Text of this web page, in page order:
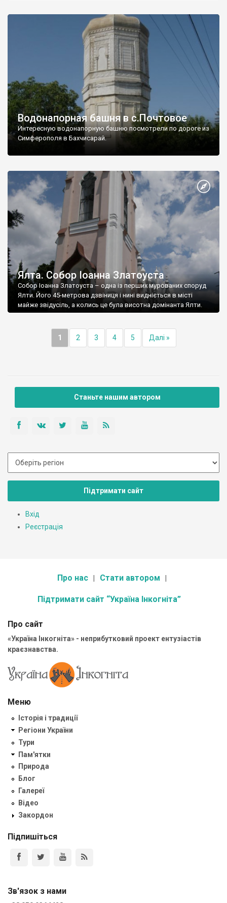
Водонапорная башня в с.Почтовое
Интересную водонапорную башню посмотрели по дороге из
Симферополя в Бахчисарай.
Ялта. Собор Іоанна Златоуста
Собор Іоанна Златоуста – одна із перших мурованих споруд
Ялти. Його 45-метрова дзвіниця і нині видніється в місті
майже звідусіль, а колись це була висотна домінанта Ялти.
1 2 3 4 5 Далі »
Станьте нашим автором
Підтримати сайт
Вхід
Реєстрація
Про нас Стати автором
Підтримати сайт “Україна Інкогніта”
Про сайт
«Україна Інкогніта» - неприбутковий проект ентузіастів
краєзнавства.
Меню
Історія і традиції
Регіони України
Тури
Пам'ятки
Природа
Блог
Галереї
Відео
Закордон
Підпишіться
Зв'язок з нами